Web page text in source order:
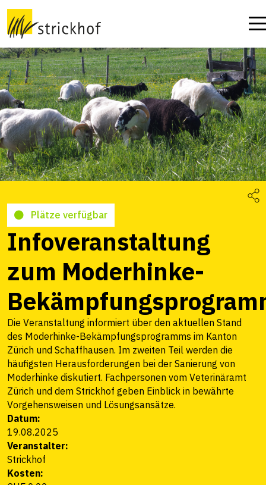
Plätze verfügbar
Infoveranstaltung
zum Moderhinke-
Die Veranstaltung informiert über den aktuellen Stand
des Moderhinke-Bekämpfungsprogramms im Kanton
Zürich und Schaffhausen. Im zweiten Teil werden die
häufigsten Herausforderungen bei der Sanierung von
Moderhinke diskutiert. Fachpersonen vom Veterinäramt
Zürich und dem Strickhof geben Einblick in bewährte
Vorgehensweisen und Lösungsansätze.
Datum:
19.08.2025
Veranstalter:
Strickhof
Kosten: